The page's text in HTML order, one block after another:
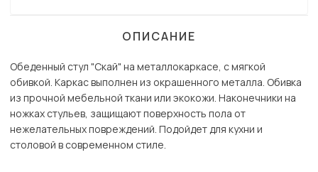
ОПИСАНИЕ
Обеденный стул "Скай" на металлокаркасе, с мягкой
обивкой. Каркас выполнен из окрашенного металла. Обивка
из прочной мебельной ткани или экокожи. Наконечники на
ножках стульев, защищают поверхность пола от
нежелательных повреждений. Подойдет для кухни и
столовой в современном стиле.